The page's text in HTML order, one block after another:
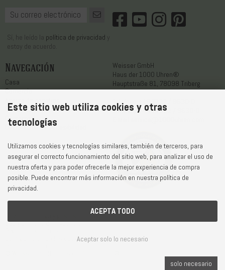
Sí, he leído la política de privacidad
estoy de acuerdo.
Navegación
Casa
Comercio
Servicio
Contacto
Declaración de accesibilidad
Weisser GmbH
Haus der 1000 Uhren®
Hauptstraße 81, 78098 Triberg
Teléfono
+49 7722 / 9630-0
WhatsApp +49 7722 / 9630-0
Plazo de entrega y gastos de envío
CGC y derecho de revocación
Configuración de las cookies
Este sitio web utiliza cookies y otras
tecnologías
Utilizamos cookies y tecnologías similares, también de terceros, para
asegurar el correcto funcionamiento del sitio web, para analizar el uso de
nuestra oferta y para poder ofrecerle la mejor experiencia de compra
posible. Puede encontrar más información en nuestra política de
privacidad.
ACEPTA TODO
Aceptar solo lo necesario
solo necesario